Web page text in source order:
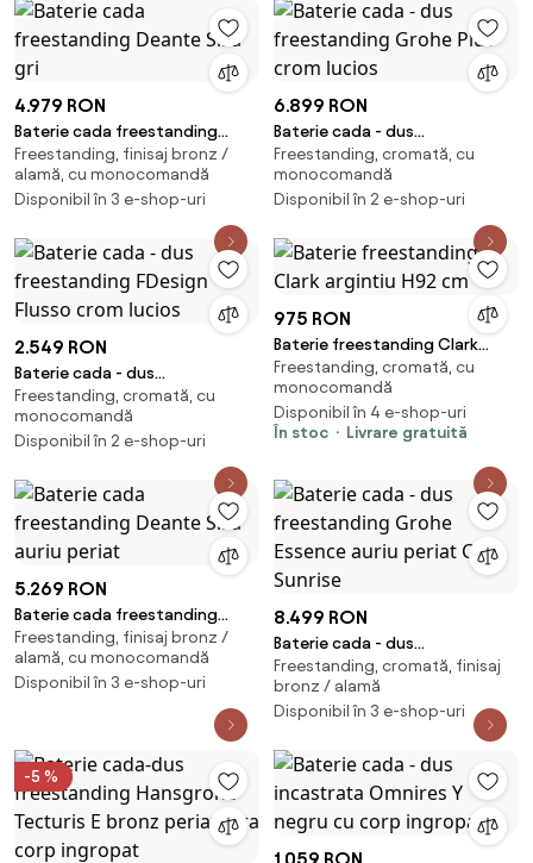
4.979 RON
Baterie cada freestanding
Deante Silia gri
Freestanding, finisaj bronz /
alamă, cu monocomandă
Disponibil în 3 e-shop-uri
6.899 RON
Baterie cada - dus
freestanding Grohe Plus crom
lucios
Freestanding, cromată, cu
monocomandă
Disponibil în 2 e-shop-uri
2.549 RON
Baterie cada - dus
freestanding FDesign Flusso
crom lucios
Freestanding, cromată, cu
monocomandă
Disponibil în 2 e-shop-uri
975 RON
Baterie freestanding Clark
argintiu H92 cm
Freestanding, cromată, cu
monocomandă
Disponibil în 4 e-shop-uri
În stoc
Livrare gratuită
5.269 RON
Baterie cada freestanding
Deante Silia auriu periat
Freestanding, finisaj bronz /
alamă, cu monocomandă
Disponibil în 3 e-shop-uri
8.499 RON
Baterie cada - dus
freestanding Grohe Essence
auriu periat Cool Sunrise
Freestanding, cromată, finisaj
bronz / alamă
Disponibil în 3 e-shop-uri
-5 %
1.059 RON